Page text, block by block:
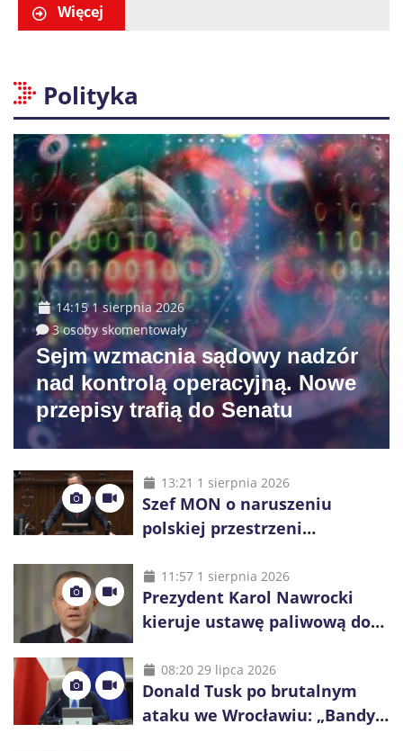
Więcej
Polityka
14:15 1 sierpnia 2026
3 osoby skomentowały
Sejm wzmacnia sądowy nadzór
nad kontrolą operacyjną. Nowe
przepisy trafią do Senatu
13:21 1 sierpnia 2026
Szef MON o naruszeniu
polskiej przestrzeni
zostałaby zestrzelona”
11:57 1 sierpnia 2026
Prezydent Karol Nawrocki
kieruje ustawę paliwową do
Ostrzega przed podwyżkami
08:20 29 lipca 2026
Donald Tusk po brutalnym
ataku we Wrocławiu: „Bandyci